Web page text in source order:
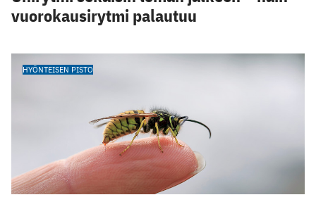
vuorokausirytmi palautuu
HYÖNTEISEN PISTO